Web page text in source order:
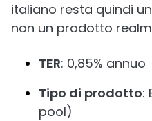
italiano resta quindi
non un prodotto
TER: 0,85% annuo
Tipo di prodotto:
pool)